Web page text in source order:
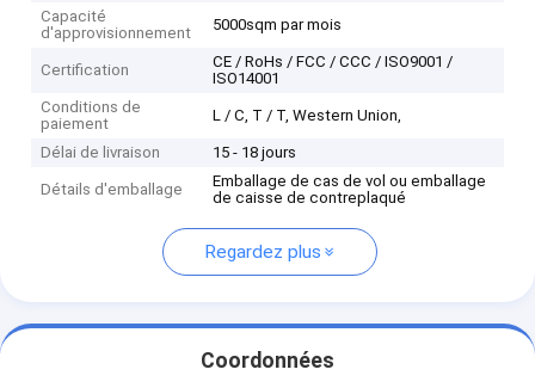
Capacité
d'approvisionnement
5000sqm par mois
Certification
CE / RoHs / FCC / CCC / ISO9001 /
ISO14001
Conditions de
paiement
L / C, T / T, Western Union,
Délai de livraison 15 - 18 jours
Détails d'emballage
Emballage de cas de vol ou emballage
de caisse de contreplaqué
Regardez plus
Coordonnées